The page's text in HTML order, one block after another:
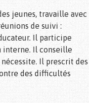
jeunes, travaille avec
de suivi :
Il participe
interne. Il conseille
Il prescrit des
des difficultés